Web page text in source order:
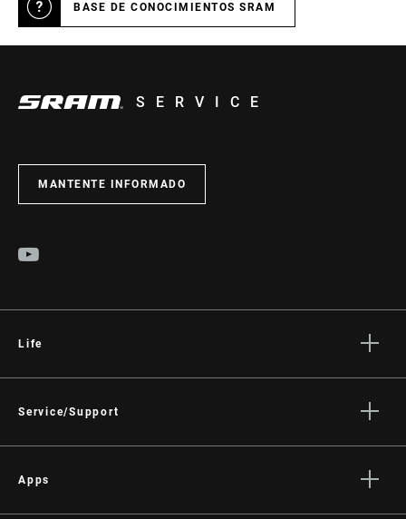
BASE DE CONOCIMIENTOS SRAM
SERVICE
MANTENTE INFORMADO
Life
Cultura
Service/Support
Dealer Support
Apps